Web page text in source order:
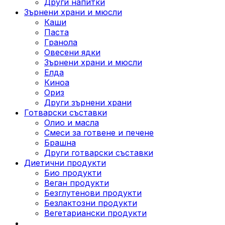
Зърнени храни и мюсли
Каши
Паста
Гранола
Овесени ядки
Зърнени храни и мюсли
Елда
Киноа
Ориз
Други зърнени храни
Готварски съставки
Олио и масла
Смеси за готвене и печене
Брашна
Други готварски съставки
Диетични продукти
Био продукти
Веган продукти
Безглутенови продукти
Безлактозни продукти
Вегетариански продукти